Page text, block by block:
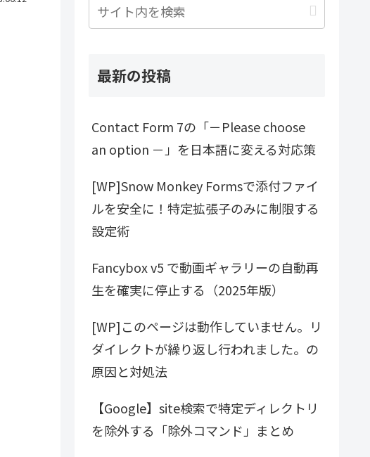
最新の投稿
Contact Form 7の「－Please choose
an option －」を日本語に変える対応策
[WP]Snow Monkey Formsで添付ファイ
ルを安全に！特定拡張子のみに制限する
設定術
Fancybox v5 で動画ギャラリーの自動再
生を確実に停止する（2025年版）
[WP]このページは動作していません。リ
ダイレクトが繰り返し行われました。の
原因と対処法
【Google】site検索で特定ディレクトリ
を除外する「除外コマンド」まとめ